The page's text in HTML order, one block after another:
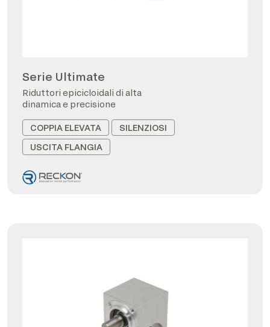
Serie Ultimate
Riduttori epicicloidali di alta
dinamica e precisione
COPPIA ELEVATA
SILENZIOSI
USCITA FLANGIA